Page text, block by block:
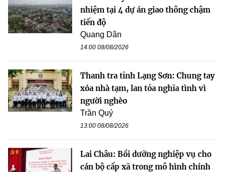
nhiệm tại 4 dự án giao thông chậm
tiến độ
Quang Dân
14:00 08/08/2026
Thanh tra tỉnh Lạng Sơn: Chung tay
xóa nhà tạm, lan tỏa nghĩa tình vì
người nghèo
Trần Quý
13:00 08/08/2026
Lai Châu: Bồi dưỡng nghiệp vụ cho
cán bộ cấp xã trong mô hình chính